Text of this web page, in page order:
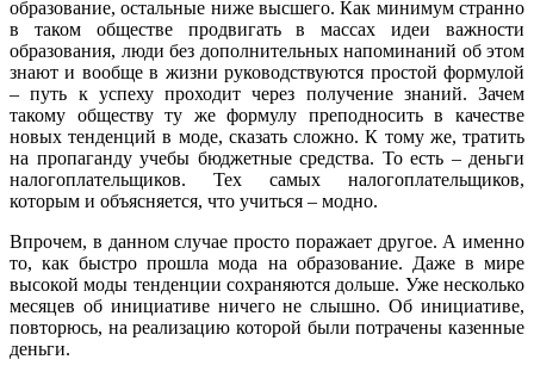
образование, остальные ниже высшего. Как минимум странно
в таком обществе продвигать в массах идеи важности
образования, люди без дополнительных напоминаний об этом
знают и вообще в жизни руководствуются простой формулой
– путь к успеху проходит через получение знаний. Зачем
такому обществу ту же формулу преподносить в качестве
новых тенденций в моде, сказать сложно. К тому же, тратить
на пропаганду учебы бюджетные средства. То есть – деньги
налогоплательщиков. Тех самых налогоплательщиков,
которым и объясняется, что учиться – модно.
Впрочем, в данном случае просто поражает другое. А именно
то, как быстро прошла мода на образование. Даже в мире
высокой моды тенденции сохраняются дольше. Уже несколько
месяцев об инициативе ничего не слышно. Об инициативе,
повторюсь, на реализацию которой были потрачены казенные
деньги.